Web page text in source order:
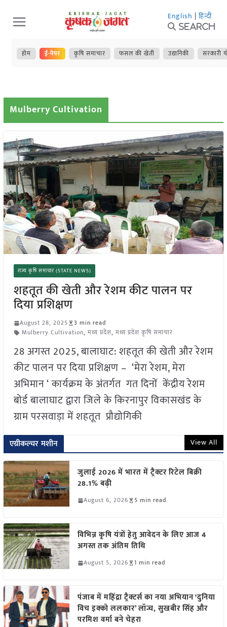
Skip
to
content
English | हिन्दी
Search
होम ई-पेपर कृषि समाचार फसल की खेती उद्यानिकी सरकारी
Mulberry Cultivation
राज्य कृषि समाचार (STATE NEWS)
शहतूत की खेती और रेशम कीट पालन पर
दिया प्रशिक्षण
August 28, 2025
3 min read
Mulberry Cultivation, मध्य प्रदेश, मध्य प्रदेश कृषि समाचार
28 अगस्त 2025, बालाघाट: शहतूत की खेती और रेशम
कीट पालन पर दिया प्रशिक्षण – ‘मेरा रेशम, मेरा
अभिमान ‘ कार्यक्रम के अंतर्गत गत दिनों केंद्रीय रेशम
बोर्ड बालाघाट द्वारा जिले के किरनापुर विकासखंड के
ग्राम परसवाड़ा में शहतूत प्रौद्योगिकी
एग्रीकल्चर मशीन View All
जुलाई 2026 में भारत में ट्रैक्टर रिटेल बिक्री
28.1% बढ़ी
August 6, 2026 5 min read
विभिन्न कृषि यंत्रों हेतु आवेदन के लिए आज 4
अगस्त तक अंतिम तिथि
August 5, 2026 1 min read
पंजाब में महिंद्रा ट्रैक्टर्स का नया अभियान ‘दुनिया
विच इक्को ललकार’ लॉन्च, सुखबीर सिंह और
परमिश वर्मा बने चेहरा